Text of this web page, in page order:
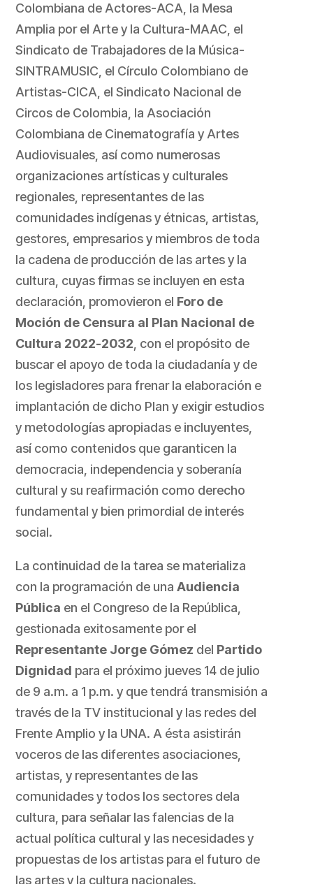
Colombiana de Actores-ACA, la Mesa
Amplia por el Arte y la Cultura-MAAC, el
Sindicato de Trabajadores de la Música-
SINTRAMUSIC, el Círculo Colombiano de
Artistas-CICA, el Sindicato Nacional de
Circos de Colombia, la Asociación
Colombiana de Cinematografía y Artes
Audiovisuales, así como numerosas
organizaciones artísticas y culturales
regionales, representantes de las
comunidades indígenas y étnicas, artistas,
gestores, empresarios y miembros de toda
la cadena de producción de las artes y la
cultura, cuyas firmas se incluyen en esta
declaración, promovieron el Foro de
Moción de Censura al Plan Nacional de
Cultura 2022-2032, con el propósito de
buscar el apoyo de toda la ciudadanía y de
los legisladores para frenar la elaboración e
implantación de dicho Plan y exigir estudios
y metodologías apropiadas e incluyentes,
así como contenidos que garanticen la
democracia, independencia y soberanía
cultural y su reafirmación como derecho
fundamental y bien primordial de interés
social.
La continuidad de la tarea se materializa
con la programación de unaAudiencia
Pública en el Congreso de la República,
gestionada exitosamente por el
Representante Jorge Gómez del Partido
Dignidad para el próximo jueves 14 de julio
de 9 a.m. a 1 p.m. y que tendrá transmisión a
través de la TV institucional y las redes del
Frente Amplio y la UNA. A ésta asistirán
voceros de las diferentes asociaciones,
artistas, y representantes de las
comunidades y todos los sectores dela
cultura, para señalar las falencias de la
actual política cultural y las necesidades y
propuestas de los artistas para el futuro de
las artes y la cultura nacionales.